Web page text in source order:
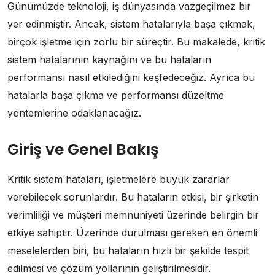
Günümüzde teknoloji, iş dünyasında vazgeçilmez bir
yer edinmiştir. Ancak, sistem hatalarıyla başa çıkmak,
birçok işletme için zorlu bir süreçtir. Bu makalede, kritik
sistem hatalarının kaynağını ve bu hataların
performansı nasıl etkilediğini keşfedeceğiz. Ayrıca bu
hatalarla başa çıkma ve performansı düzeltme
yöntemlerine odaklanacağız.
Giriş ve Genel Bakış
Kritik sistem hataları, işletmelere büyük zararlar
verebilecek sorunlardır. Bu hataların etkisi, bir şirketin
verimliliği ve müşteri memnuniyeti üzerinde belirgin bir
etkiye sahiptir. Üzerinde durulması gereken en önemli
meselelerden biri, bu hataların hızlı bir şekilde tespit
edilmesi ve çözüm yollarının geliştirilmesidir.